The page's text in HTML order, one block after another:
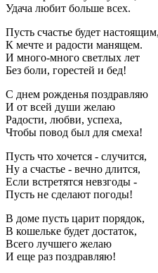
Удача любит больше всех.
Пусть счастье будет настоящим,
К мечте и радости манящем.
И много-много светлых лет
Без боли, горестей и бед!
С днем рожденья поздравляю
И от всей души желаю
Радости, любви, успеха,
Чтобы повод был для смеха!
Пусть что хочется - случится,
Ну а счастье - вечно длится,
Если встретятся невзгоды -
Пусть не сделают погоды!
В доме пусть царит порядок,
В кошельке будет достаток,
Всего лучшего желаю
И еще раз поздравляю!